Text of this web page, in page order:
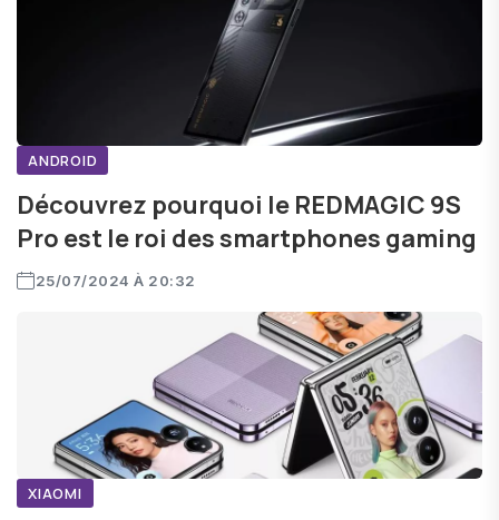
ANDROID
Découvrez pourquoi le REDMAGIC 9S
Pro est le roi des smartphones gaming
25/07/2024 À 20:32
XIAOMI